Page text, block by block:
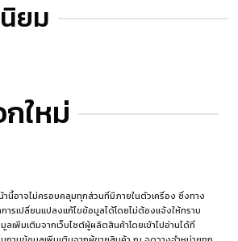
ยม
ใหม่
นี้อาจไม่ครอบคลุมทุกส่วนที่มีภายในตัวเครื่อง ซึ่งทาง
ารเปลี่ยนแปลงแก้ไขข้อมูลได้โดยไม่ต้องแจ้งให้ทราบ
เพิ่มเติมจากเว็บไซต์ผู้ผลิตสินค้าโดยเข้าไปอ่านได้ที่